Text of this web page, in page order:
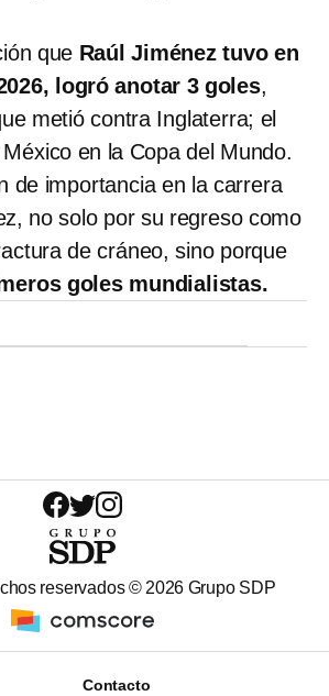
que Raúl Jiménez tuvo en
logró anotar 3 goles,
metió contra Inglaterra; el
en la Copa del Mundo.
de importancia en la carrera
no solo por su regreso como
de cráneo, sino porque
goles mundialistas.
reservados ©2026 Grupo SDP
Contacto